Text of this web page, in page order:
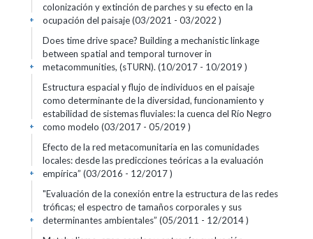
colonización y extinción de parches y su efecto en la
ocupación del paisaje (03/2021 - 03/2022 )
+
Does time drive space? Building a mechanistic linkage
between spatial and temporal turnover in
metacommunities, (sTURN). (10/2017 - 10/2019 )
+
Estructura espacial y flujo de individuos en el paisaje
como determinante de la diversidad, funcionamiento y
estabilidad de sistemas fluviales: la cuenca del Río Negro
como modelo (03/2017 - 05/2019 )
+
Efecto de la red metacomunitaria en las comunidades
locales: desde las predicciones teóricas a la evaluación
empírica” (03/2016 - 12/2017 )
+
"Evaluación de la conexión entre la estructura de las redes
tróficas; el espectro de tamaños corporales y sus
determinantes ambientales” (05/2011 - 12/2014 )
+